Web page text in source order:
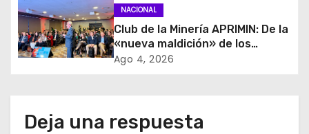
e
n
r
transparencia, innovación y
acceso ciudadano
NACIONAL
Club de la Minería APRIMIN: De la
«nueva maldición» de los
recursos al rol clave de los
Ago 4, 2026
Deja una respuesta